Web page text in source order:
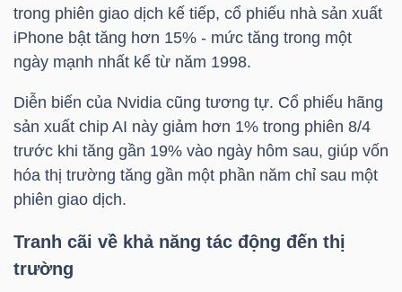
trong phiên giao dịch kế tiếp, cổ phiếu nhà sản xuất
iPhone bật tăng hơn 15% - mức tăng trong một
ngày mạnh nhất kể từ năm 1998.
Diễn biến của Nvidia cũng tương tự. Cổ phiếu hãng
sản xuất chip AI này giảm hơn 1% trong phiên 8/4
trước khi tăng gần 19% vào ngày hôm sau, giúp vốn
hóa thị trường tăng gần một phần năm chỉ sau một
phiên giao dịch.
Tranh cãi về khả năng tác động đến thị
trường
TRUYỀN
THÔNG
TIỆN
ÍCH
BẤT